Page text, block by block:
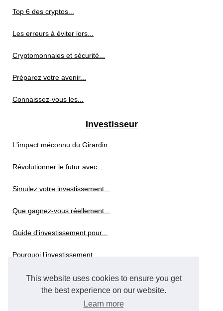
This website uses cookies to ensure you get
the best experience on our website.
Learn more
Top 6 des cryptos...
Les erreurs à éviter lors...
Cryptomonnaies et sécurité...
Préparez votre avenir...
Connaissez-vous les...
Investisseur
L'impact méconnu du Girardin...
Révolutionner le futur avec...
Simulez votre investissement...
Que gagnez-vous réellement...
Guide d'investissement pour...
Pourquoi l’investissement...
Réinvestir